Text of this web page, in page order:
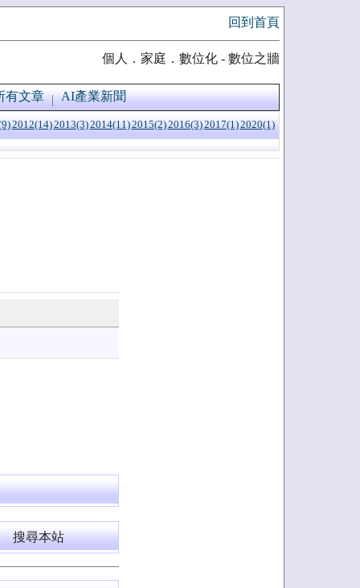
回到首頁
個人．家庭．數位化 - 數位之牆
有文章 AI產業新聞
2012(14)2013(3)2014(11)2015(2)2016(3)2017(1)2020(1)
搜尋本站